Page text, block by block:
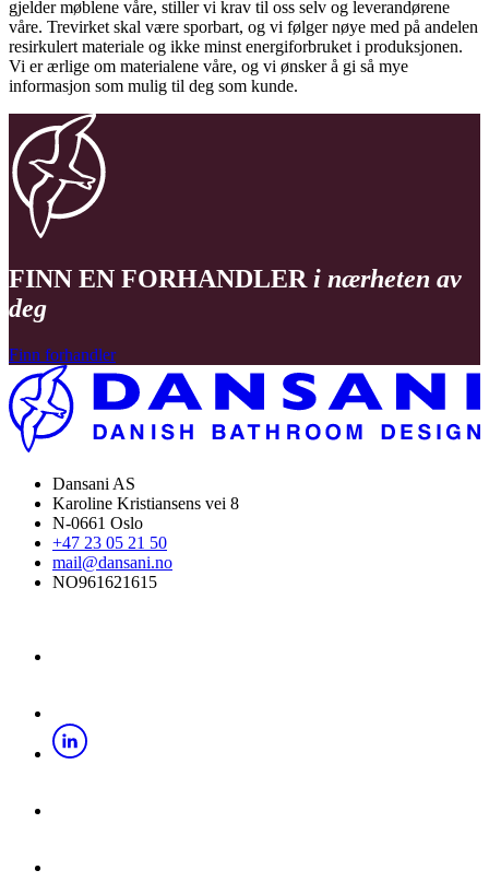
gjelder møblene våre, stiller vi krav til oss selv og leverandørene
våre. Trevirket skal være sporbart, og vi følger nøye med på andelen
resirkulert materiale og ikke minst energiforbruket i produksjonen.
Vi er ærlige om materialene våre, og vi ønsker å gi så mye
informasjon som mulig til deg som kunde.
FINN EN FORHANDLER i nærheten av
deg
Finn forhandler
Dansani AS
Karoline Kristiansens vei 8
N-0661 Oslo
+47 23 05 21 50
mail@dansani.no
NO961621615